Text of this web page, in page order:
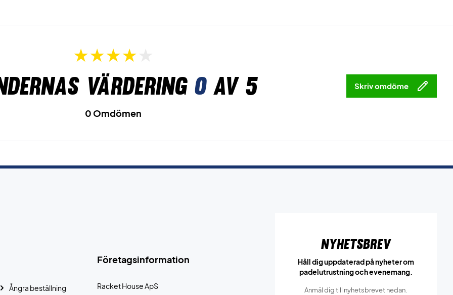
värdering 0av 5 Skriv omdöme
0 Omdömen
Företagsinformation
Racket House ApS
Ångra beställning
Nyhetsbrev
Håll dig uppdaterad på nyheter om
padelutrustning och evenemang.
Anmäl dig till nyhetsbrevet nedan.